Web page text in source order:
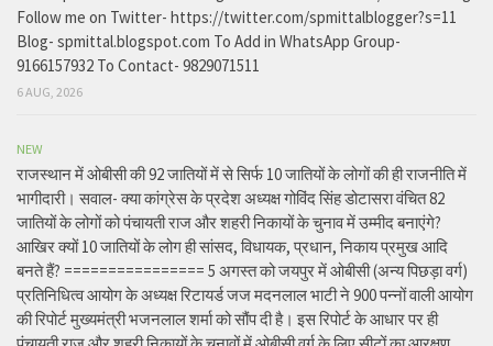
Follow me on Twitter- https://twitter.com/spmittalblogger?s=11
Blog- spmittal.blogspot.com To Add in WhatsApp Group-
9166157932 To Contact- 9829071511
6 AUG, 2026
NEW
राजस्थान में ओबीसी की 92 जातियों में से सिर्फ 10 जातियों के लोगों की ही राजनीति में
भागीदारी। सवाल- क्या कांग्रेस के प्रदेश अध्यक्ष गोविंद सिंह डोटासरा वंचित 82
जातियों के लोगों को पंचायती राज और शहरी निकायों के चुनाव में उम्मीद बनाएंगे?
आखिर क्यों 10 जातियों के लोग ही सांसद, विधायक, प्रधान, निकाय प्रमुख आदि
बनते हैं? ================ 5 अगस्त को जयपुर में ओबीसी (अन्य पिछड़ा वर्ग)
प्रतिनिधित्व आयोग के अध्यक्ष रिटायर्ड जज मदनलाल भाटी ने 900 पन्नों वाली आयोग
की रिपोर्ट मुख्यमंत्री भजनलाल शर्मा को सौंप दी है। इस रिपोर्ट के आधार पर ही